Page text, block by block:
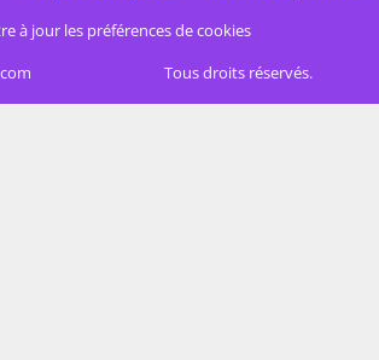
à jour les préférences de cookies
Tous droits réservés.